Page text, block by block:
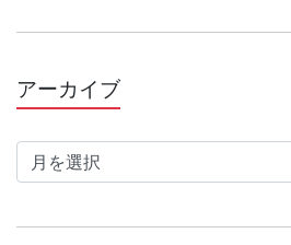
アーカイブア
ー
カ